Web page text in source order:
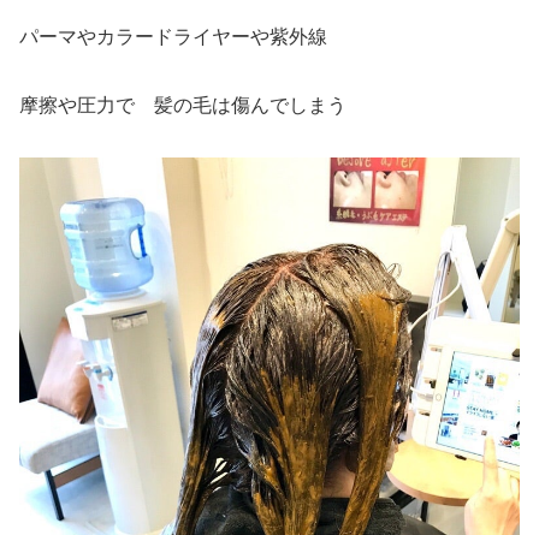
パーマやカラードライヤーや紫外線
摩擦や圧力で 髪の毛は傷んでしまう